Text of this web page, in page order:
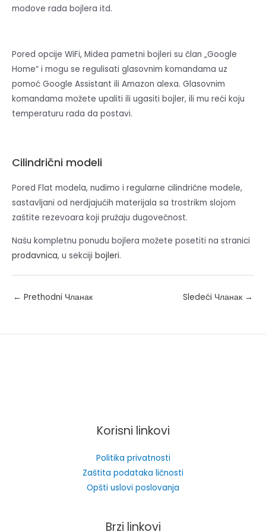
modove rada bojlera itd.
Pored opcije WiFi, Midea pametni bojleri su član „Google
Home“ i mogu se regulisati glasovnim komandama uz
pomoć Google Assistant ili Amazon alexa. Glasovnim
komandama možete upaliti ili ugasiti bojler, ili mu reći koju
temperaturu rada da postavi.
Cilindrični modeli
Pored Flat modela, nudimo i regularne cilindrične modele,
sastavljani od nerdjajućih materijala sa trostrikm slojom
zaštite rezevoara koji pružaju dugovečnost.
Našu kompletnu ponudu bojlera možete posetiti na stranici
prodavnica, u sekciji bojleri.
Post
← Prethodni Чланак Sledeći Чланак →
Korisni linkovi
Politika privatnosti
Zaštita podataka ličnosti
Opšti uslovi poslovanja
Brzi linkovi